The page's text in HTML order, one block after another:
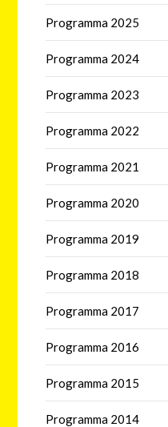
Programma 2025
Programma 2024
Programma 2023
Programma 2022
Programma 2021
Programma 2020
Programma 2019
Programma 2018
Programma 2017
Programma 2016
Programma 2015
Programma 2014